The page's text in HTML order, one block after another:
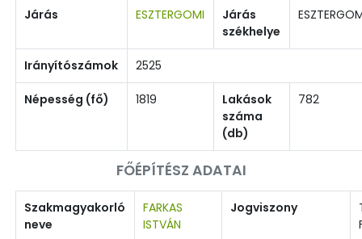
Járás ESZTERGOMI
Járás
székhelye
Irányítószámok 2525
Népesség (fő) 1819
Lakások
száma
(db)
782
FŐÉPÍTÉSZ ADATAI
Szakmagyakorló
neve
FARKAS
ISTVÁN
Jogviszony